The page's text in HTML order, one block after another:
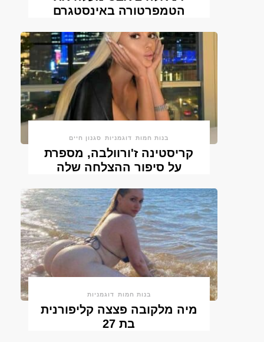
הטמפרטורה באינסטגרם
בנות חמות דוגמניות סגנון חיים
קריסטינה ז'ורוולבה, מספרת
על סיפור ההצלחה שלה
בנות חמות דוגמניות
מיה מלקובה פצצה קליפורנית
בת 27